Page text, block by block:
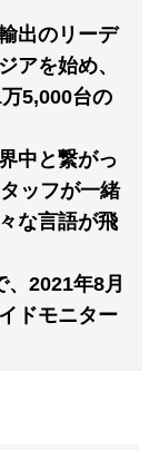
出のリーデ
アを始め、
5,000台の
中と繋がっ
ッフが一緒
な言語が飛
2021年8月
ドモニター